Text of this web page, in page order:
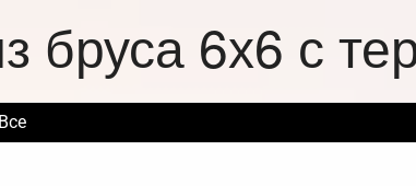
бруса 6х6 с
Все